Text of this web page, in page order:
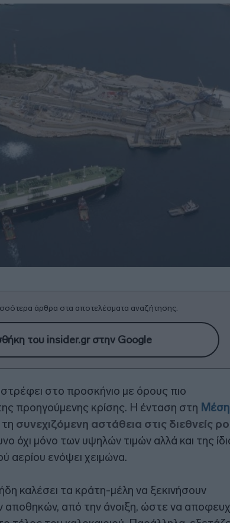
άρθρα στα αποτελέσματα αναζήτησης.
του insider.gr στην Google
στο προσκήνιο με όρους πιο
προηγούμενης κρίσης. Η ένταση στη Μέση
συνεχιζόμενη αστάθεια στις διεθνείς
όχι μόνο των υψηλών τιμών αλλά και της
αερίου ενόψει χειμώνα.
καλέσει τα κράτη-μέλη να ξεκινήσουν
από την άνοιξη, ώστε να